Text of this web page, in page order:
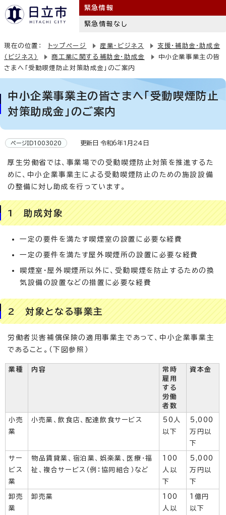
緊急情報
緊急情報なし
現在の位置： トップページ 産業・ビジネス
支援・補助金・助成金
（ビジネス）
商工業に関する補助金・助成金
中小企業事業主の皆
さまへ「受動喫煙防止対策助成金」のご案内
中小企業事業主の皆さまへ「受動喫煙防止
対策助成金」のご案内
ページID1003020 更新日 令和6年1月24日
厚生労働省では、事業場での受動喫煙防止対策を推進するた
めに、中小企業事業主による受動喫煙防止のための施設設備
の整備に対し助成を行っています。
1 助成対象
一定の要件を満たす喫煙室の設置に必要な経費
一定の要件を満たす屋外喫煙所の設置に必要な経費
喫煙室・屋外喫煙所以外に、受動喫煙を防止するための換
気設備の設置などの措置に必要な経費
2 対象となる事業主
労働者災害補償保険の適用事業主であって、中小企業事業主
であること。（下図参照）
業種 内容
常時
雇用
する
労働
者数
資本金
小売
業
小売業、飲食店、配達飲食サービス
50人
以下
5,000
万円以
下
サー
ビス
業
物品賃貸業、宿泊業、娯楽業、医療・福
祉、複合サービス（例：協同組合）など
100
人以
下
5,000
万円以
下
卸売
業
卸売業
100
人以
1億円
以下